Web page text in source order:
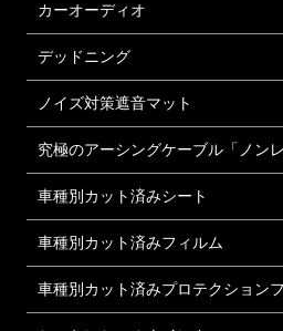
カーオーディオ
デッドニング
ノイズ対策遮音マット
究極のアーシングケーブル「ノン
車種別カット済みシート
車種別カット済みフィルム
車種別カット済みプロテクション